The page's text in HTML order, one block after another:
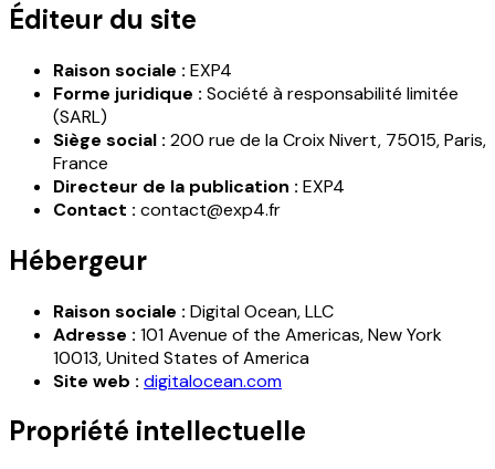
Éditeur du site
Raison sociale : EXP4
Forme juridique : Société à responsabilité limitée
(SARL)
Siège social : 200 rue de la Croix Nivert, 75015, Paris,
France
Directeur de la publication : EXP4
Contact : contact@exp4.fr
Hébergeur
Raison sociale : Digital Ocean, LLC
Adresse : 101 Avenue of the Americas, New York
10013, United States of America
Site web : digitalocean.com
Propriété intellectuelle